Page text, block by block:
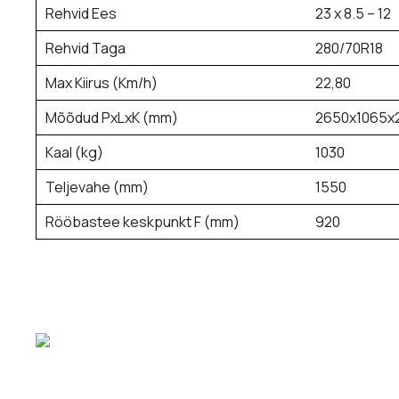
Rehvid Ees
23 x 8.5 – 12
Rehvid Taga
280/70R18
Max Kiirus (Km/h)
22,80
Mõõdud PxLxK (mm)
Kaal (kg)
1030
Teljevahe (mm)
1550
Rööbastee keskpunkt F (mm)
920